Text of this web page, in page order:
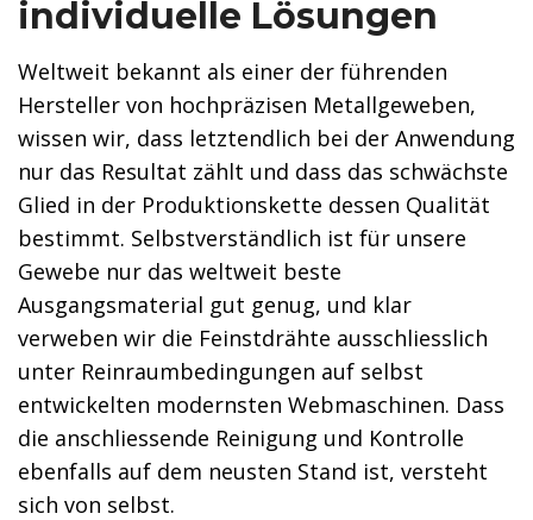
individuelle Lösungen
Weltweit bekannt als einer der führenden
Hersteller von hochpräzisen Metallgeweben,
wissen wir, dass letztendlich bei der Anwendung
nur das Resultat zählt und dass das schwächste
Glied in der Produktionskette dessen Qualität
bestimmt. Selbstverständlich ist für unsere
Gewebe nur das weltweit beste
Ausgangsmaterial gut genug, und klar
verweben wir die Feinstdrähte ausschliesslich
unter Reinraumbedingungen auf selbst
entwickelten modernsten Webmaschinen. Dass
die anschliessende Reinigung und Kontrolle
ebenfalls auf dem neusten Stand ist, versteht
sich von selbst.